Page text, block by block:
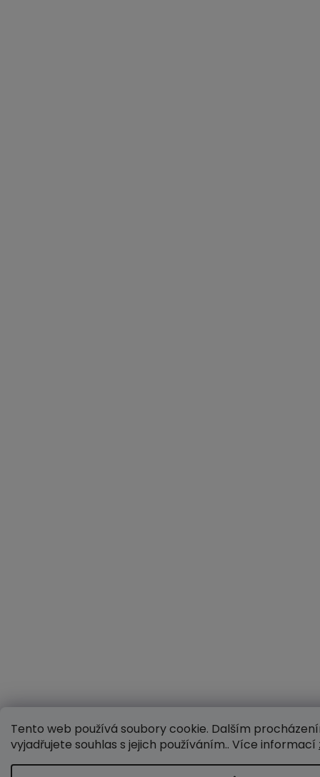
Tento web používá soubory cookie. Dalším
vyjadřujete souhlas s jejich používáním.. Více informací